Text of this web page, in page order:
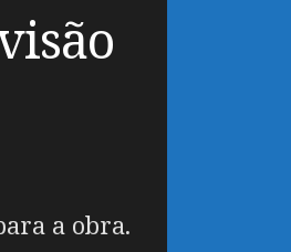
a obra.